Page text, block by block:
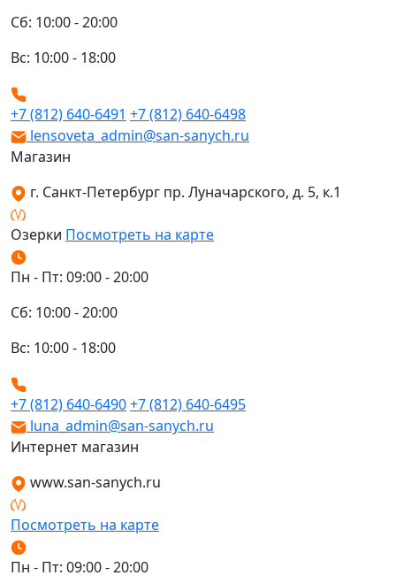
Сб: 10:00 - 20:00
Вс: 10:00 - 18:00
+7 (812) 640-6491 +7 (812) 640-6498
lensoveta_admin@san-sanych.ru
Магазин
г. Санкт-Петербург пр. Луначарского, д. 5, к.1
Озерки Посмотреть на карте
Пн - Пт: 09:00 - 20:00
Сб: 10:00 - 20:00
Вс: 10:00 - 18:00
+7 (812) 640-6490+7 (812) 640-6495
luna_admin@san-sanych.ru
Интернет магазин
www.san-sanych.ru
Посмотреть на карте
Пн - Пт: 09:00 - 20:00